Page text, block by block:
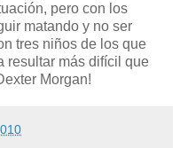
pero con los
matando y no ser
tres niños de los que
resultar más difícil que
Morgan!